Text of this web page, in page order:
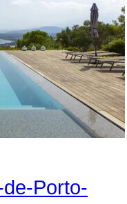
Porto-